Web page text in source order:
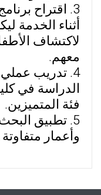
3. اقتراح
أثناء الخدمة
لاكتشاف
معهم.
4. تدريب
الدراسة في
فئة المتميزين.
5. تطبيق
وأعمار